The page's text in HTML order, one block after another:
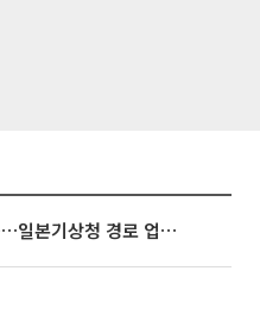
태풍 '돌핀' 오키나와 접근…일본기상청 경로 업데이트